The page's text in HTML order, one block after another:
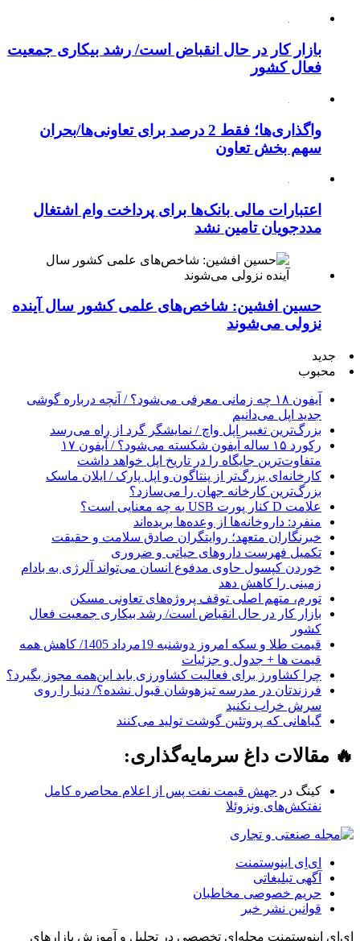
بازار کار در حال انقباض است/ رشد بیکاری جمعیت
فعال کشور
واگذاری‌ها؛ فقط 2 درصد برای تعاونی‌ها/بحران
سهم بخش تعاون
اعتبارات مالی بانک‌ها برای پرداخت وام اشتغال
مددجویان تامین نشد
حسین افشین: شاخص‌های علمی کشور سال آینده
نزولی می‌شوند
جدید
محبوب
آیفون ۱۸ چه زمانی معرفی می‌شود؟ / آنچه درباره گوشی
جدید اپل می‌دانیم
بزرگ‌ترین تغییر اپل واچ / نمایشگر گرد از راه می‌رسد
رکورد ۱۵ ساله آیفون شکسته می‌شود؟ / آیفون ۱۷
متفاوت‌ترین جایگاه را در تاریخ اپل خواهد داشت
کارخانه‌ای بزرگ‌تر از پنتاگون و اپل پارک / ایلان ماسک
بزرگ‌ترین کارخانه جهان را می‌سازد؟
علامت D کنار پورت USB به چه معنایی است؟
منفرد: داروخانه‌ها از وعده‌ها بریده‌اند
خبرنگاران متعهد؛ روایتگران صادق سلامت و حقیقت
تکمیل فهرست داروهای حیاتی و ضروری
خوردن کپسول حاوی مدفوع انسان می‌تواند آلرژی به بادام
زمینی را کاهش دهد
تورم، متهم اصلی توقف پروژه‌های تعاونی مسکن
بازار کار در حال انقباض است/ رشد بیکاری جمعیت فعال
کشور
قیمت طلا و سکه امروز دوشنبه 19مرداد 1405/ کاهش همه
قیمت ها + جدول و جزئیات
چرا کشاورز برای فعالیت کشاورزی باید این‌همه مجوز بگیرد؟
فرزندتان در مدرسه تیزهوشان قبول نشده؟/ دنیا را روی
سرش خراب نکنید
گیاهانی که پروتئین گوشت تولید می‌کنند
🔥 مقالات داغ سرمایه‌گذاری:
کینگ در جهش قیمت نفت پس از اعلام محاصره کامل
نفتکش‌های ونزوئلا
ای‌اِی اینوستمنت
آگهی تبلیغاتی
حریم خصوصی مخاطبان
قوانین نشر خبر
ای‌اِی اینوستمنت مجله‌ای تخصصی در تحلیل و آموزش بازارهای